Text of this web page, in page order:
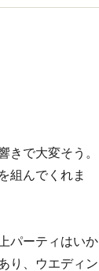
きで大変そう。
組んでくれま
パーティはいか
り、ウエディン